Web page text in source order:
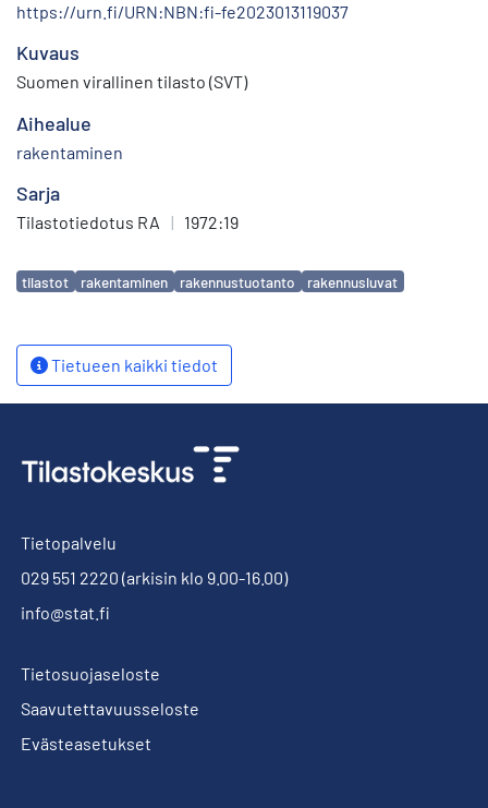
https://urn.fi/URN:NBN:fi-fe2023013119037
Kuvaus
Suomen virallinen tilasto (SVT)
Aihealue
rakentaminen
Sarja
Tilastotiedotus RA | 1972:19
Avainsanat
tilastot rakentaminen rakennustuotanto rakennusluvat
Tietueen kaikki tiedot
Tietopalvelu
029 551 2220 (arkisin klo 9.00-16.00)
info@stat.fi
Tietosuojaseloste
Saavutettavuusseloste
Evästeasetukset